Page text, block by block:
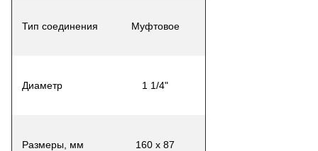
Тип соединения Муфтовое
Диаметр 1 1/4"
Размеры, мм 160 х 87